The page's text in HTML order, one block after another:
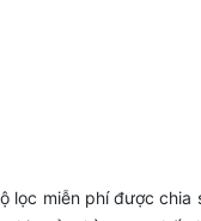
lọc miễn phí được